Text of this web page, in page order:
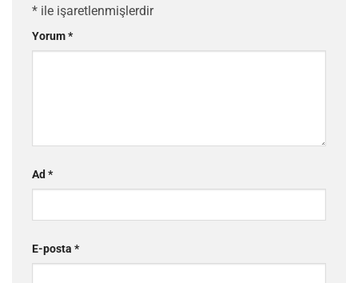
* ile işaretlenmişlerdir
Yorum*
Ad *
E-posta *